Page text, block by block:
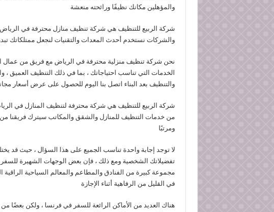
والمؤهلين مكانك نظيفًا ورائحته منعشة
شركة الربيع للتنظيف هي شركة تنظيف منازل محترفة في
والشركات نستخدم أحدث المعدات والتقنيات لنجعل ممتلكاتك
نحن شركة تنظيف منزلية محترفة في الرياض مع فريق من عمال
الخدمات التي تناسب احتياجاتك ، بما في ذلك التنظيف العميق ،
والتنظيف بعد البناء اتصل بنا اليوم للحصول على عرض أسعار
شركة الربيع للتنظيف هي شركة محترفة لتنظيف المنازل في
من خدمات التنظيف للمنازل والشقق والمكاتب سيترك فريقنا
ومرتبًا
لا توجد إجابة واحدة تناسب الجميع على هذا السؤال ، حيث قد
تفضيلاتك الشخصية ومع ذلك ، فإن بعض الوجهات الشهيرة
مجموعة كبيرة من الفنادق والمطاعم والمعالم السياحية الراقية
في القليل من الرفاهية أثناء الإجازة
هناك العديد من الأماكن الرائعة للسفر في فرنسا ، ولكن بعضًا